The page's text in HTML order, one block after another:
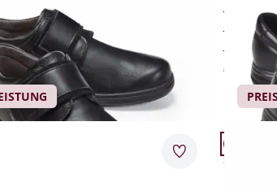
Füße
K
anpassungsfähig
€ 99,95
12.
G.
Merkzettel
Artikel
Schuhweite